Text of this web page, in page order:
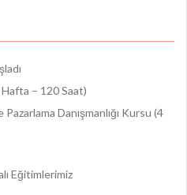
Hafta – 120 Saat)
Danışmanlığı Kursu (4
Eğitimlerimiz